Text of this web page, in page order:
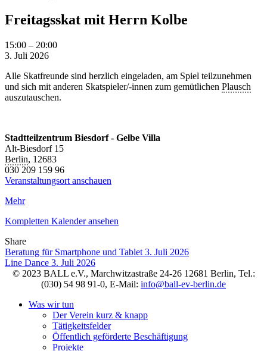
Freitagsskat mit Herrn Kolbe
Freitagsskat
mit
Kolbe
15:00 – 20:00
3. Juli 2026
Alle Skatfreunde sind herzlich eingeladen, am Spiel teilzunehmen
und sich mit anderen Skatspieler/-innen zum gemütlichen Plausch
auszutauschen.
Stadtteilzentrum Biesdorf - Gelbe Villa
Alt-Biesdorf 15
Berlin, 12683
030 209 159 96
Veranstaltungsort anschauen
Mehr
Kompletten Kalender ansehen
Share
Facebook
Twitter
LinkedIn
Pinterest
Stumbleupon
Email
Beratung für Smartphone und Tablet 3. Juli 2026
Line Dance 3. Juli 2026
© 2023 BALL e.V., Marchwitzastraße 24-26 12681 Berlin, Tel.:
(030) 54 98 91-0, E-Mail: info@ball-ev-berlin.de
Was wir tun
Der Verein kurz & knapp
Tätigkeitsfelder
Öffentlich geförderte Beschäftigung
Projekte